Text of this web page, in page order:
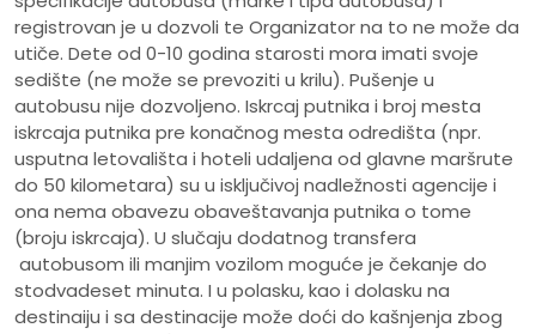
registrovan je u dozvoli te Organizator na to ne može da
utiče. Dete od 0-10 godina starosti mora imati svoje
sedište (ne može se prevoziti u krilu). Pušenje u
autobusu nije dozvoljeno. Iskrcaj putnika i broj mesta
iskrcaja putnika pre konačnog mesta odredišta (npr.
usputna letovališta i hoteli udaljena od glavne maršrute
do 50 kilometara) su u isključivoj nadležnosti agencije i
ona nema obavezu obaveštavanja putnika o tome
(broju iskrcaja). U slučaju dodatnog transfera
autobusom ili manjim vozilom moguće je čekanje do
stodvadeset minuta. I u polasku, kao i dolasku na
destinaiju i sa destinacije može doći do kašnjenja zbog